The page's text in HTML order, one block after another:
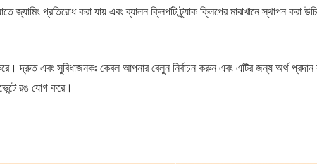
জ্যামিং প্রতিরোধ করা যায় এবং ব্যালন ক্লিপটি ট্র্যাক ক্লিপের মাঝখানে স্থাপন করা
করে। দ্রুত এবং সুবিধাজনকঃ কেবল আপনার বেলুন নির্বাচন করুন এবং এটির জন্য অর্থ
রঙ যোগ করে।